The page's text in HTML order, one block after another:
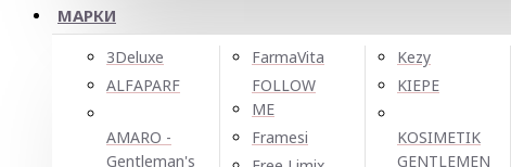
МАРКИ
3Deluxe
ALFAPARF
AMARO -
Gentleman's
FarmaVita
FOLLOW
ME
Framesi
Kezy
KIEPE
KOSIMETIK
GENTLEMEN